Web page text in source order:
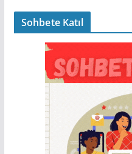
Sohbete Katıl